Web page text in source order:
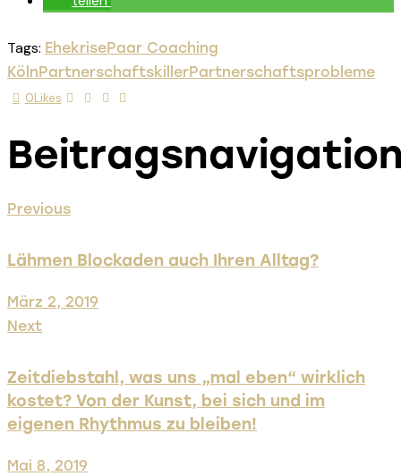
Tags: EhekrisePaar Coaching
KölnPartnerschaftskillerPartnerschaftsprobleme
0Likes
Previous
Lähmen Blockaden auch Ihren Alltag?
März 2, 2019
Next
Zeitdiebstahl, was uns „mal eben“ wirklich
kostet? Von der Kunst, bei sich und im
eigenen Rhythmus zu bleiben!
Mai 8, 2019